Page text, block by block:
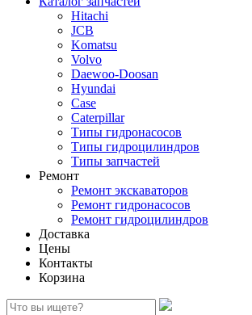
Hitachi
JCB
Komatsu
Volvo
Daewoo-Doosan
Hyundai
Case
Caterpillar
Типы гидронасосов
Типы гидроцилиндров
Типы запчастей
Ремонт
Ремонт экскаваторов
Ремонт гидронасосов
Ремонт гидроцилиндров
Доставка
Цены
Контакты
Корзина